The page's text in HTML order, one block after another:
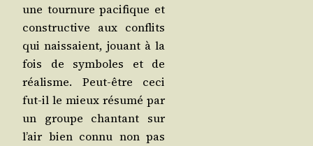
une tour­nure paci­fique et
construc­tive aux conflits
qui nais­saient, jouant à la
fois de sym­boles et de
réa­lisme. Peut-être ceci
fut-il le mieux résu­mé par
un groupe chan­tant sur
l’air bien connu non pas